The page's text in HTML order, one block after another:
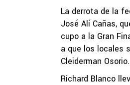
La derrota de la
José Alí Cañas,
cupo a la Gran
a que los locales
Cleiderman Osorio.
Richard Blanco